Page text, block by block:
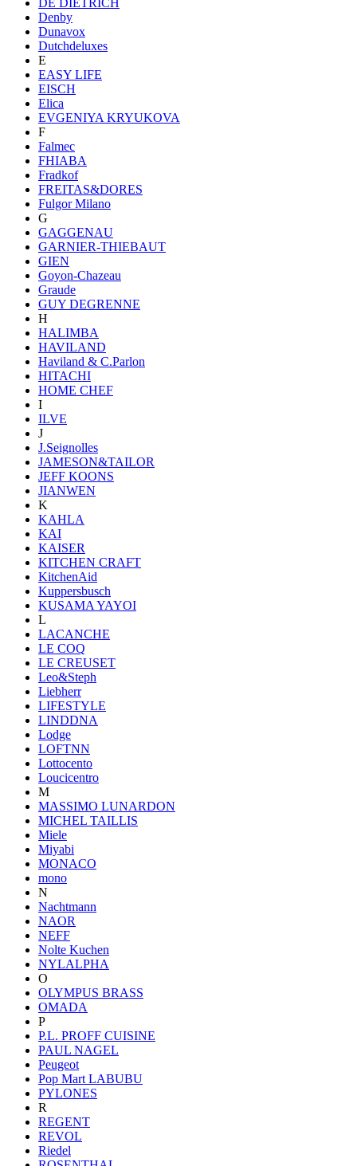
Denby
Dunavox
Dutchdeluxes
E
EASY LIFE
EISCH
Elica
EVGENIYA KRYUKOVA
F
Falmec
FHIABA
Fradkof
FREITAS&DORES
Fulgor Milano
G
GAGGENAU
GARNIER-THIEBAUT
GIEN
Goyon-Chazeau
Graude
GUY DEGRENNE
H
HALIMBA
HAVILAND
Haviland & C.Parlon
HITACHI
HOME CHEF
I
ILVE
J
J.Seignolles
JAMESON&TAILOR
JEFF KOONS
JIANWEN
K
KAHLA
KAI
KAISER
KITCHEN CRAFT
KitchenAid
Kuppersbusch
KUSAMA YAYOI
L
LACANCHE
LE COQ
LE CREUSET
Leo&Steph
Liebherr
LIFESTYLE
LINDDNA
Lodge
LOFTNN
Lottocento
Loucicentro
M
MASSIMO LUNARDON
MICHEL TAILLIS
Miele
Miyabi
MONACO
mono
N
Nachtmann
NAOR
NEFF
Nolte Kuchen
NYLALPHA
O
OLYMPUS BRASS
OMADA
P
P.L. PROFF CUISINE
PAUL NAGEL
Peugeot
Pop Mart LABUBU
PYLONES
R
REGENT
REVOL
Riedel